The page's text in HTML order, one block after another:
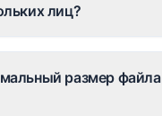
лиц?
размер файла